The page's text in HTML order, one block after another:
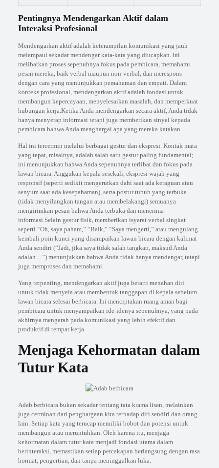
Pentingnya Mendengarkan Aktif dalam
Interaksi Profesional
Mendengarkan aktif adalah keterampilan komunikasi yang jauh
melampaui sekadar mendengar kata-kata yang diucapkan. Ini
melibatkan proses sepenuhnya fokus pada pembicara, memahami
pesan mereka, baik verbal maupun non-verbal, dan merespons
dengan cara yang menunjukkan pemahaman dan empati. Dalam
konteks profesional, mendengarkan aktif adalah fondasi untuk
membangun kepercayaan, menyelesaikan masalah, dan memperkuat
hubungan kerja.Ketika Anda mendengarkan secara aktif, Anda tidak
hanya menyerap informasi tetapi juga memberikan sinyal kepada
pembicara bahwa Anda menghargai apa yang mereka katakan.
Hal ini tercermin melalui berbagai gestur dan ekspresi. Kontak mata
yang tepat, misalnya, adalah salah satu gestur paling fundamental;
ini menunjukkan bahwa Anda sepenuhnya terlibat dan fokus pada
lawan bicara. Anggukan kepala sesekali, ekspresi wajah yang
responsif (seperti sedikit mengerutkan dahi saat ada keraguan atau
senyum saat ada kesepahaman), serta postur tubuh yang terbuka
(tidak menyilangkan tangan atau membelakangi) semuanya
mengirimkan pesan bahwa Anda terbuka dan menerima
informasi.Selain gestur fisik, memberikan isyarat verbal singkat
seperti “Oh, saya paham,” “Baik,” “Saya mengerti,” atau mengulang
kembali poin kunci yang disampaikan lawan bicara dengan kalimat
Anda sendiri (“Jadi, jika saya tidak salah tangkap, maksud Anda
adalah…”) menunjukkan bahwa Anda tidak hanya mendengar, tetapi
juga memproses dan memahami.
Yang terpenting, mendengarkan aktif juga berarti menahan diri
untuk tidak menyela atau membentuk tanggapan di kepala sebelum
lawan bicara selesai berbicara. Ini menciptakan ruang aman bagi
pembicara untuk menyampaikan ide-idenya sepenuhnya, yang pada
akhirnya mengarah pada komunikasi yang lebih efektif dan
produktif di tempat kerja.
Menjaga Kehormatan dalam
Tutur Kata
Adab berbicara bukan sekadar tentang tata krama lisan, melainkan
juga cerminan dari penghargaan kita terhadap diri sendiri dan orang
lain. Setiap kata yang terucap memiliki bobot dan potensi untuk
membangun atau meruntuhkan. Oleh karena itu, menjaga
kehormatan dalam tutur kata menjadi fondasi utama dalam
berinteraksi, memastikan setiap percakapan berlangsung dengan rasa
hormat, pengertian, dan tanpa meninggalkan luka.